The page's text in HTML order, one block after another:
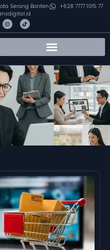
Serang Banten
+628 7777 1015 77